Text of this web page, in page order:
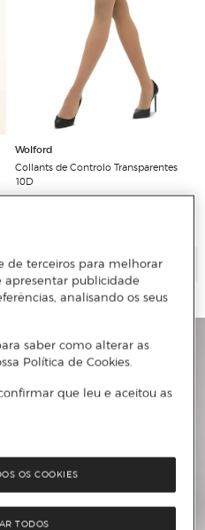
Wolford
Collants de Controlo Transparentes
10D
Adicionar
de terceiros para melhorar
apresentar publicidade
analisando os seus
saber como alterar as
Política de Cookies.
que leu e aceitou as
TODOS
OS COOKIES